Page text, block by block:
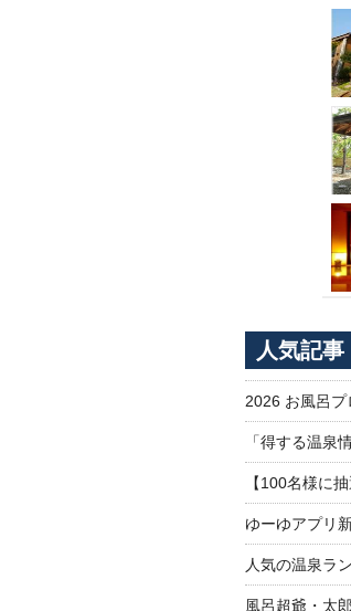
人気記事
2026 お風呂
「得する温泉
【100名様に
ゆーゆアプリ
人気の温泉ラ
風呂超爺・太